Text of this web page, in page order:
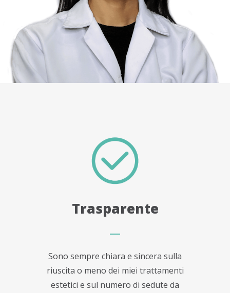
Trasparente
Sono sempre chiara e sincera sulla
riuscita o meno dei miei trattamenti
estetici e sul numero di sedute da